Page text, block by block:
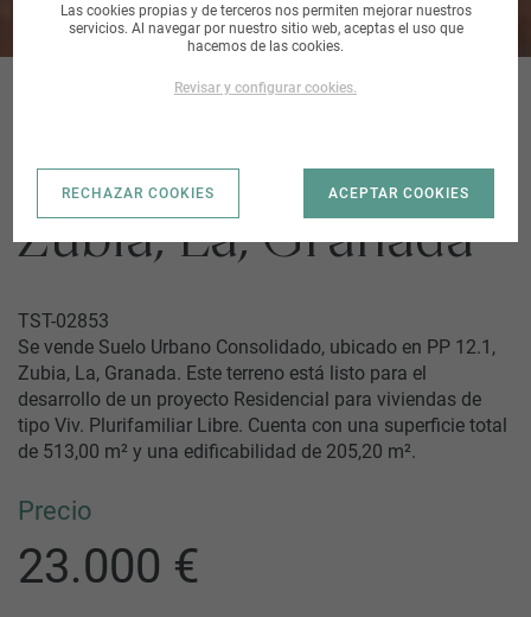
PP 12.1 |
Zubia, La, Granada
TST-02853
Se vende Suelo Urbano Consolidado, ubicado en PP 12.1,
Zubia, La, Granada. Este terreno está listo para el
desarrollo de un proyecto Residencial para viviendas de
tipo Viv. Plurifamiliar Libre. Cuenta con una superficie total
de 513,00 m² y una edificabilidad de 205,20 m².
Precio
23.000 €
Las cookies propias y de terceros nos permiten mejorar nuestros
servicios. Al navegar por nuestro sitio web, aceptas el uso que
hacemos de las cookies.
Revisar y configurar cookies.
RECHAZAR COOKIES ACEPTAR COOKIES